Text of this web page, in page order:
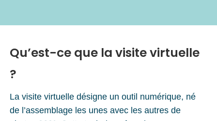
Qu’est-ce que la visite virtuelle
?
La visite virtuelle désigne un outil numérique, né
de l’assemblage les unes avec les autres de